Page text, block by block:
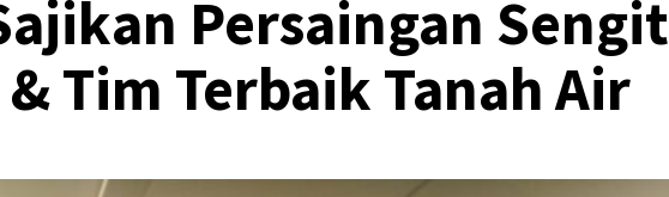
Persaingan Sengit
Tim Terbaik Tanah Air